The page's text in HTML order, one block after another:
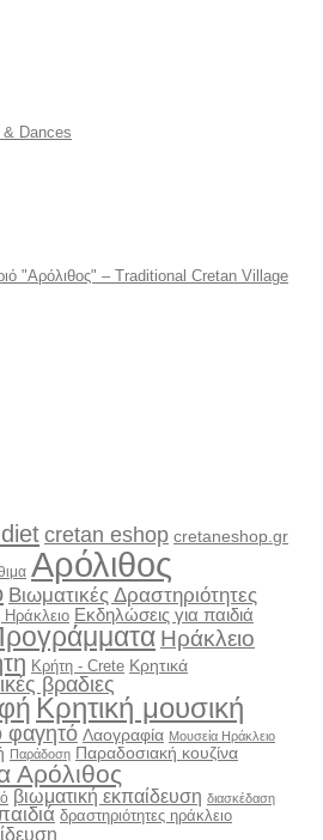
Dances
"Αρόλιθος" – Traditional Cretan Village
cretan eshop cretaneshop.gr
Αρόλιθος
Βιωματικές Δραστηριότητες
Ηράκλειο Εκδηλώσεις για παιδιά
Ηράκλειο
Κρήτη - Crete Κρητικά
βραδιες
Κρητική μουσική
φαγητό Λαογραφία Μουσεία Ηράκλειο
Παράδοση Παραδοσιακή κουζίνα
Αρόλιθος
βιωματική εκπαίδευση διασκέδαση
δραστηριότητες ηράκλειο